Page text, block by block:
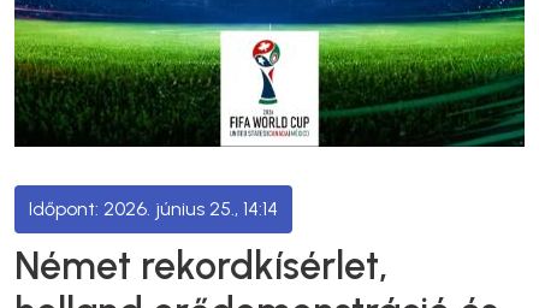
2026. június 25., 14:14
Német rekordkísérlet,